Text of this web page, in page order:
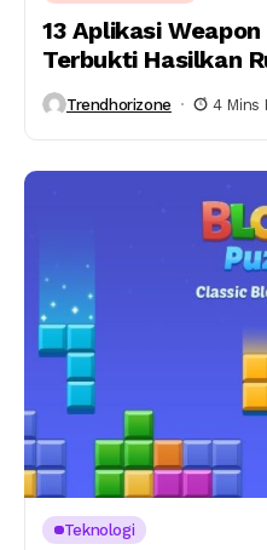
13 Aplikasi
Terbukti Hasilkan
Trendhorizone 4 Mins
Teknologi